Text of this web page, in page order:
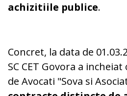
achizitiile publice.
Concret, la data de
SC CET Govora a
de Avocati "Sova si